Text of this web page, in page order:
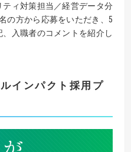
ィ対策担当／経営データ分
の方から応募をいただき、5
入職者のコメントを紹介し
インパクト採用プ